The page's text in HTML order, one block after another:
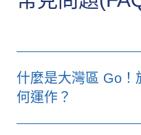
什麼是大灣區 Go！
何運作？